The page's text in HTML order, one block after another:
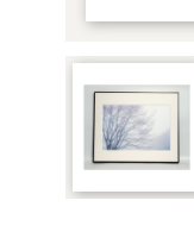
例：作品名 / アーティスト